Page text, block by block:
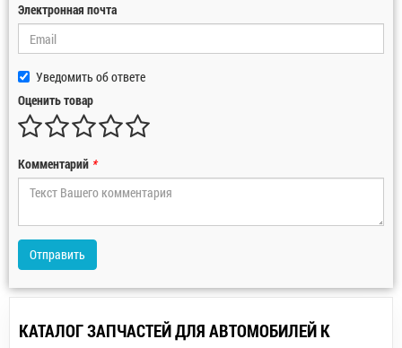
Электронная почта
Уведомить об ответе
Оценить товар
Комментарий *
Отправить
КАТАЛОГ ЗАПЧАСТЕЙ ДЛЯ АВТОМОБИЛЕЙ К